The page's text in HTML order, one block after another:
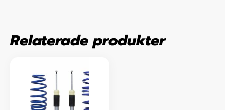
Relaterade produkter